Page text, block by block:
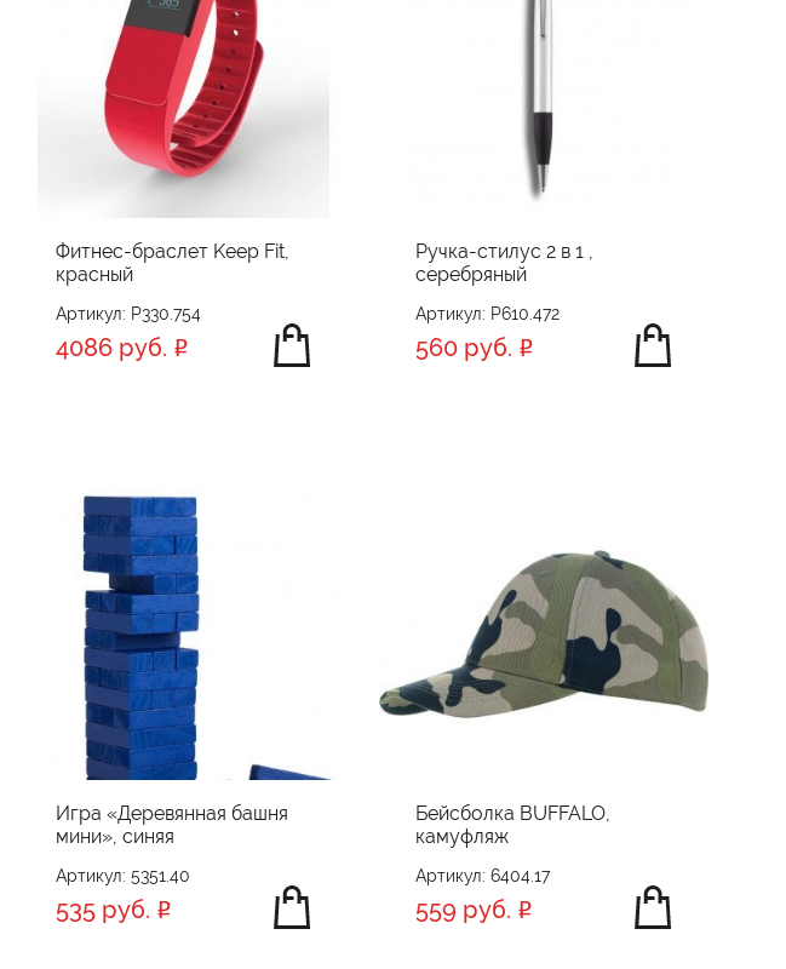
Фитнес-браслет Keep Fit,
красный
Артикул: P330.754
4086 руб.
Ручка-стилус 2 в 1 ,
серебряный
Артикул: P610.472
560 руб.
Игра «Деревянная башня
мини», синяя
Артикул: 5351.40
535 руб.
Бейсболка BUFFALO,
камуфляж
Артикул: 6404.17
559 руб.